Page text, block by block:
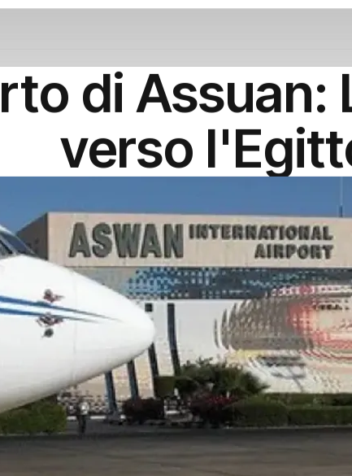
di Assuan:
verso